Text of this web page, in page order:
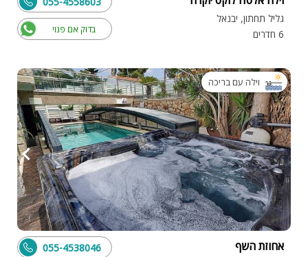
גליל תחתון, יבנאל
6 חדרים
בדוק אם פנוי
וילה עם בריכה
אחוזת השף 055-4538046